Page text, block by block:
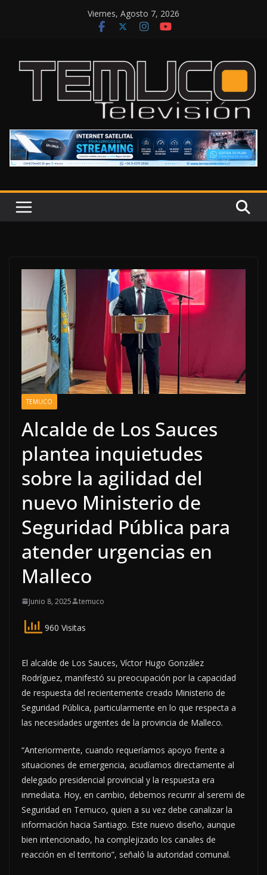
Viernes, Agosto 7, 2026
TEMUCO
Alcalde de Los Sauces
plantea inquietudes
sobre la agilidad del
nuevo Ministerio de
Seguridad Pública para
atender urgencias en
Malleco
Junio 8, 2025 temuco
960 Visitas
El alcalde de Los Sauces, Víctor Hugo González
Rodríguez, manifestó su preocupación por la capacidad
de respuesta del recientemente creado Ministerio de
Seguridad Pública, particularmente en lo que respecta a
las necesidades urgentes de la provincia de Malleco.
“Anteriormente, cuando requeríamos apoyo frente a
situaciones de emergencia, acudíamos directamente al
delegado presidencial provincial y la respuesta era
inmediata. Hoy, en cambio, debemos recurrir al seremi de
Seguridad en Temuco, quien a su vez debe canalizar la
información hacia Santiago. Este nuevo diseño, aunque
bien intencionado, ha complejizado los canales de
reacción en el territorio”, señaló la autoridad comunal.